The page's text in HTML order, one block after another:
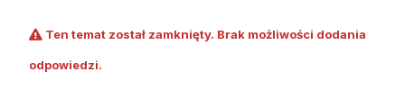
Ten temat został zamknięty. Brak możliwości dodania
odpowiedzi.